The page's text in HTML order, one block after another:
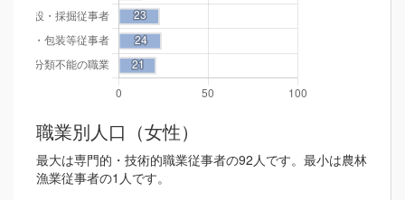
職業別人口（女性）
最大は専門的・技術的職業従事者の92人です。最小は農林
漁業従事者の1人です。